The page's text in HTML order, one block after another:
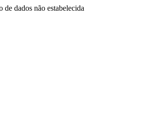
de dados não estabelecida